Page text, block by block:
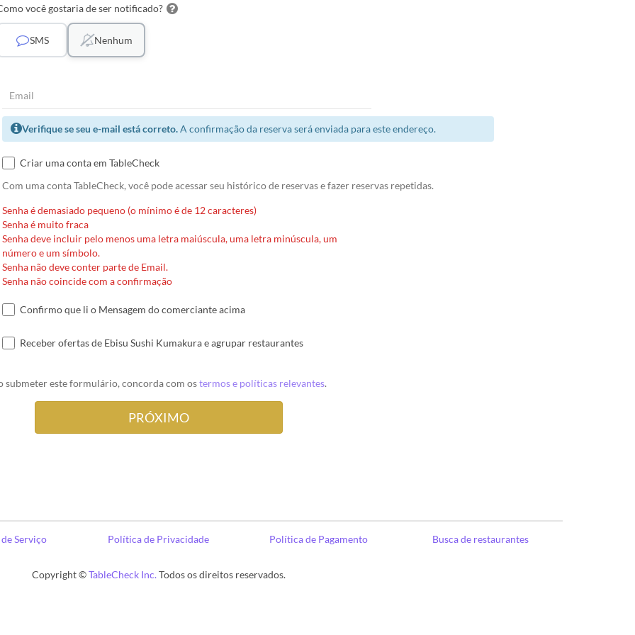
você gostaria de ser notificado?
SMS Nenhum
Verifique se seu e-mail está correto.A confirmação da reserva será enviada para este endereço.
Criar uma conta em TableCheck
Com uma conta TableCheck, você pode acessar seu histórico de reservas e fazer reservas repetidas.
Senha é demasiado pequeno (o mínimo é de 12 caracteres)
Senha é muito fraca
Senha deve incluir pelo menos uma letra maiúscula, uma letra minúscula, um
número e um símbolo.
Senha não deve conter parte de Email.
Senha não coincide com a confirmação
Confirmo que li o Mensagem do comerciante acima
Receber ofertas de Ebisu Sushi Kumakura e agrupar restaurantes
submeter este formulário, concorda com ostermos e políticas relevantes.
Serviço Política de Privacidade Política de Pagamento Busca de restaurantes
Copyright ©TableCheck Inc.Todos os direitos reservados.